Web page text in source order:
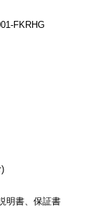
FKRHG
明書、保証書